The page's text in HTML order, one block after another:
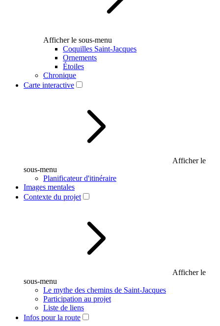
Afficher le sous-menu
Coquilles Saint-Jacques
Ornements
Étoiles
Chronique
Carte interactive
Afficher le
sous-menu
Planificateur d'itinéraire
Images mentales
Contexte du projet
Afficher le
sous-menu
Le mythe des chemins de Saint-Jacques
Participation au projet
Liste de liens
Infos pour la route